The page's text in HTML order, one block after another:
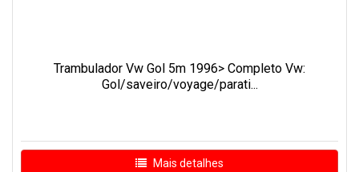
Trambulador Vw Gol 5m 1996> Completo Vw:
Gol/saveiro/voyage/parati...
Mais detalhes